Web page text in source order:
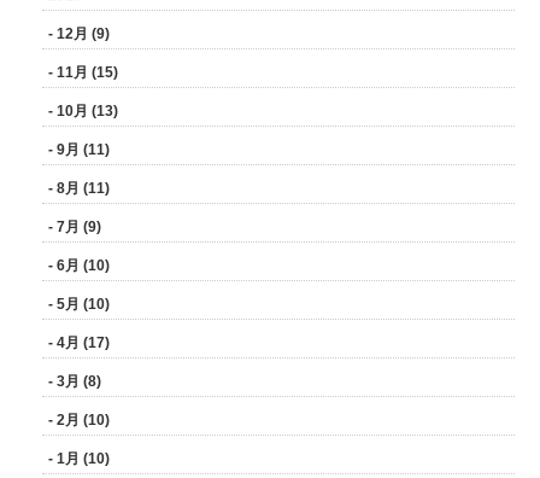
- 12月 (9)
- 11月 (15)
- 10月 (13)
- 9月 (11)
- 8月 (11)
- 7月 (9)
- 6月 (10)
- 5月 (10)
- 4月 (17)
- 3月 (8)
- 2月 (10)
- 1月 (10)